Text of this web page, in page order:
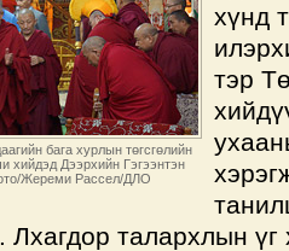
бага хурлын төгсгөлийн
хийдэд Дээрхийн Гэгээнтэн
Жереми Рассел/ДЛО
хүнд
тэр
Лхагдор талархлын